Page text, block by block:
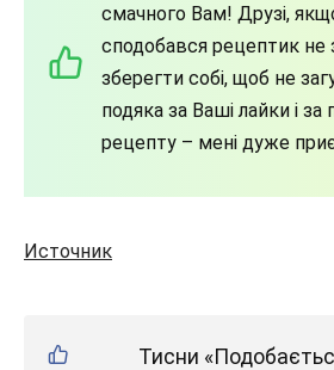
смачного Вам! Друзі,
сподобався рецептик не
зберегти собі, щоб не
подяка за Ваші лайки і
рецепту – мені дуже
Источник
Тисни